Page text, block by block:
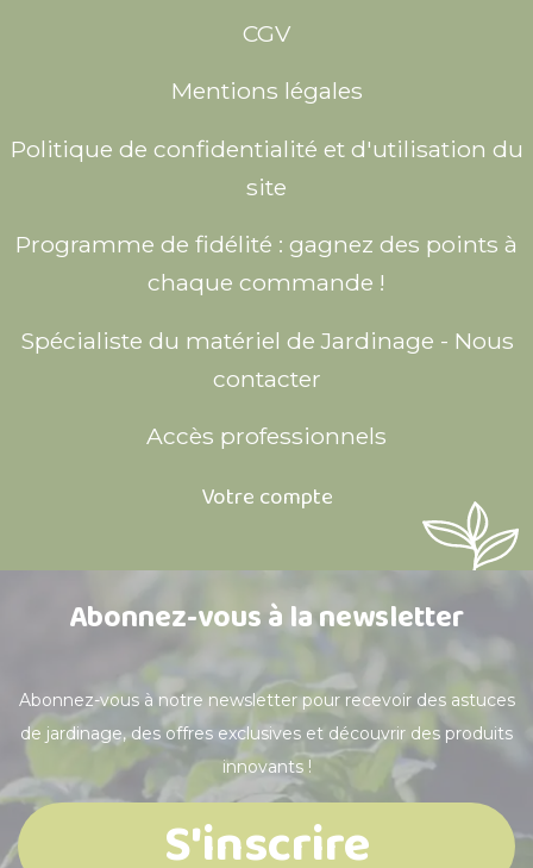
CGV
Mentions légales
Politique de confidentialité et d'utilisation du
site
Programme de fidélité : gagnez des points à
chaque commande !
Spécialiste du matériel de Jardinage - Nous
contacter
Accès professionnels
Votre compte
Abonnez-vous à la newsletter
Abonnez-vous à notre newsletter pour recevoir des astuces
de jardinage, des offres exclusives et découvrir des produits
innovants !
S'inscrire